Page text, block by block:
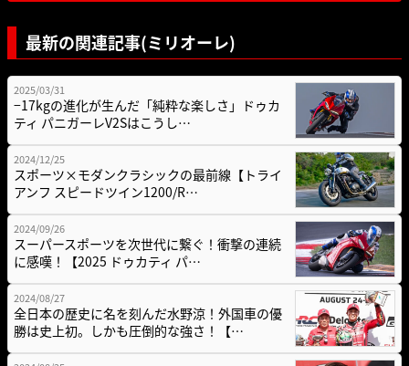
最新の関連記事(ミリオーレ)
2025/03/31
−17kgの進化が生んだ「純粋な楽しさ」ドゥカ
ティ パニガーレV2Sはこうし…
2024/12/25
スポーツ×モダンクラシックの最前線【トライ
アンフ スピードツイン1200/R…
2024/09/26
スーパースポーツを次世代に繋ぐ！衝撃の連続
に感嘆！【2025 ドゥカティ パ…
2024/08/27
全日本の歴史に名を刻んだ水野涼！外国車の優
勝は史上初。しかも圧倒的な強さ！【…